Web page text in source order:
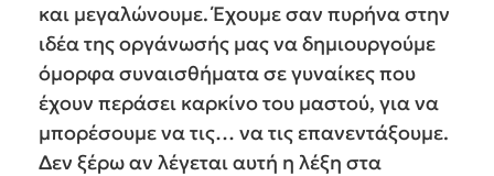
και μεγαλώνουμε. Έχουμε σαν πυρήνα στην
ιδέα της οργάνωσής μας να δημιουργούμε
όμορφα συναισθήματα σε γυναίκες που
έχουν περάσει καρκίνο του μαστού, για να
μπορέσουμε να τις… να τις επανεντάξουμε.
Δεν ξέρω αν λέγεται αυτή η λέξη στα